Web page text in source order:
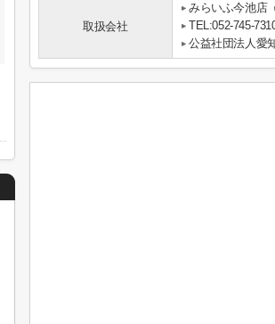
取扱会社
みらいふ今池店
TEL:052-745-
公益社団法人愛